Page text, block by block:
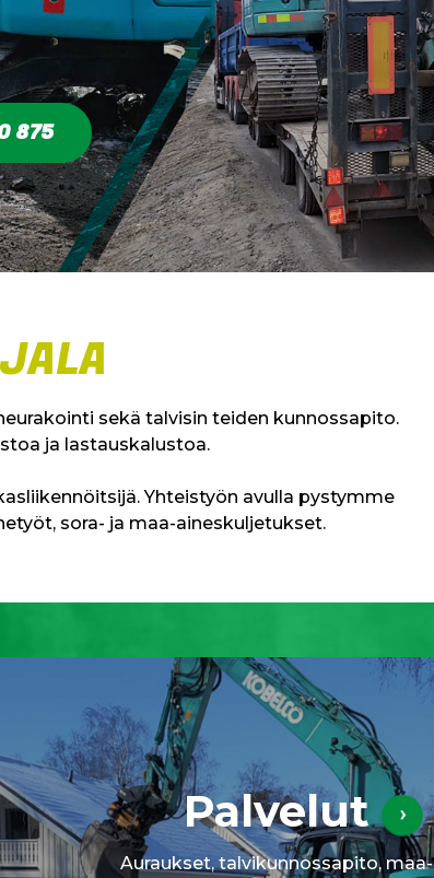
875
sekä talvisin teiden kunnossapito.
ja lastauskalustoa.
Yhteistyön avulla pystymme
sora- ja maa-aineskuljetukset.
Palvelut
Auraukset, talvikunnossapito, maa-